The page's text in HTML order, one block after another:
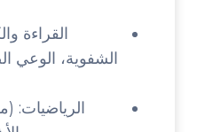
القراءة
الشفوية، الوعي
الرياضيات: